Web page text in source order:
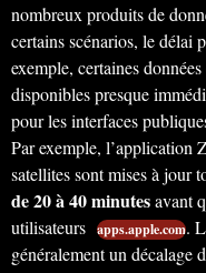
nombreux produits de
certains scénarios, le délai
exemple, certaines
disponibles presque
pour les interfaces
Par exemple, l’application
satellites sont mises à jour
de 20 à 40 minutesavant
utilisateurs apps.apple.com.
généralement un décalage